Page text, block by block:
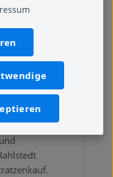
in
Beratung,